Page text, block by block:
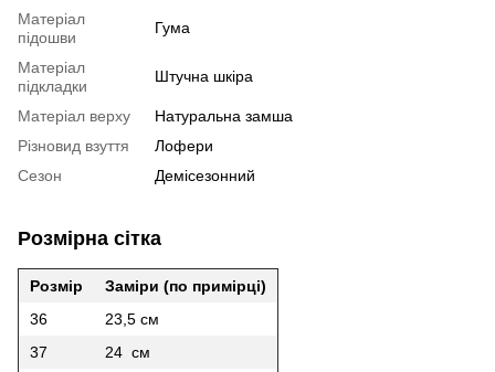
Матеріал
підошви
Гума
Матеріал
підкладки
Штучна шкіра
Матеріал верху
Натуральна замша
Різновид взуття
Лофери
Сезон
Демісезонний
Розмірна сітка
Розмір
Заміри (по примірці)
36
23,5 см
37
24 см